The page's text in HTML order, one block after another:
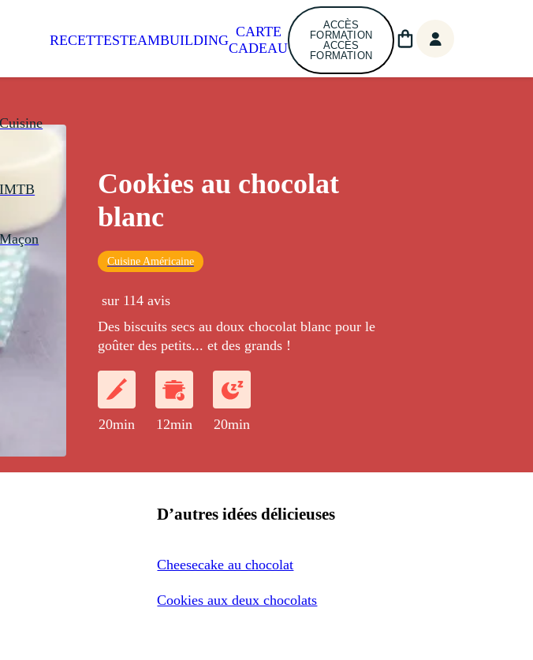
Cuisine
IMTB
Maçon
RECETTESTEAMBUILDING
CARTE
CADEAU
ACCÈS
FORMATION
ACCÈS
FORMATION
Cookies au chocolat
blanc
Cuisine Américaine
sur 114 avis
Des biscuits secs au doux chocolat blanc pour le
goûter des petits... et des grands !
20min 12min 20min
D’autres idées délicieuses
Cheesecake au chocolat
Cookies aux deux chocolats